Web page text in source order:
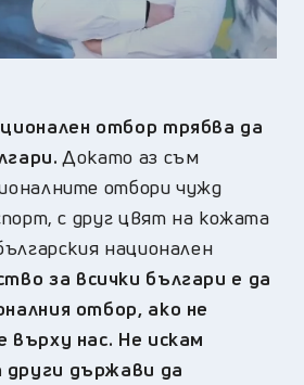
отбор трябва да
Докато аз съм
отбори чужд
с друг цвят на кожата
национален
за всички българи е да
отбор, ако не
нас. Не искам
държави да